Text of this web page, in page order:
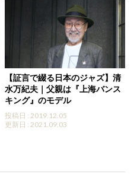
【証言で綴る日本のジャズ】清
水万紀夫｜父親は『上海バンス
キング』のモデル
投稿日 : 2019.12.05
更新日 : 2021.09.03